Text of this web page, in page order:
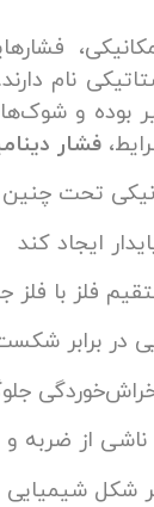
نام
بوده و
فشار
تحت چنین
ایجاد کند
فلز با فلز
در برابر
از ضربه
شکل شیمیایی